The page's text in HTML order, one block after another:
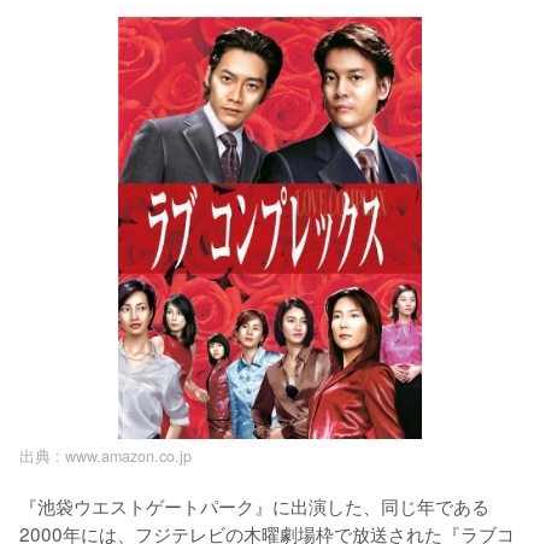
出典 : www.amazon.co.jp
『池袋ウエストゲートパーク』に出演した、同じ年である
2000年には、フジテレビの木曜劇場枠で放送された『ラブコ